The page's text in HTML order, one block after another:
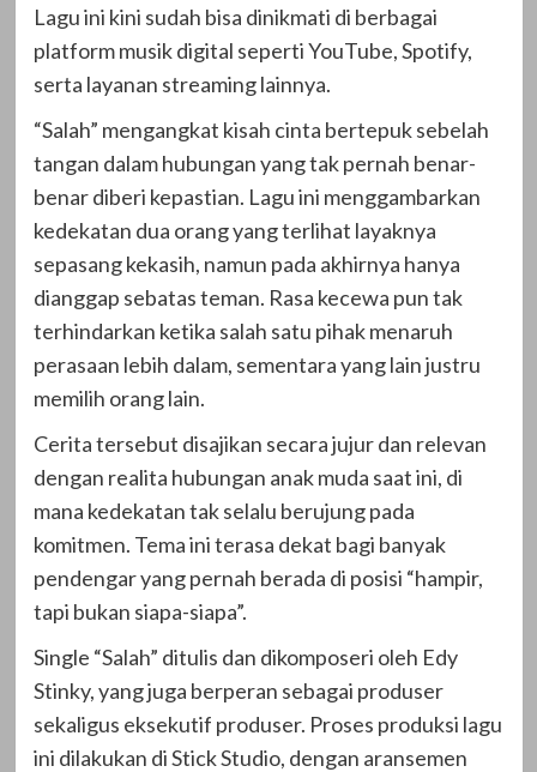
Lagu ini kini sudah bisa dinikmati di berbagai
platform musik digital seperti YouTube, Spotify,
serta layanan streaming lainnya.
“Salah” mengangkat kisah cinta bertepuk sebelah
tangan dalam hubungan yang tak pernah benar-
benar diberi kepastian. Lagu ini menggambarkan
kedekatan dua orang yang terlihat layaknya
sepasang kekasih, namun pada akhirnya hanya
dianggap sebatas teman. Rasa kecewa pun tak
terhindarkan ketika salah satu pihak menaruh
perasaan lebih dalam, sementara yang lain justru
memilih orang lain.
Cerita tersebut disajikan secara jujur dan relevan
dengan realita hubungan anak muda saat ini, di
mana kedekatan tak selalu berujung pada
komitmen. Tema ini terasa dekat bagi banyak
pendengar yang pernah berada di posisi “hampir,
tapi bukan siapa-siapa”.
Single “Salah” ditulis dan dikomposeri oleh Edy
Stinky, yang juga berperan sebagai produser
sekaligus eksekutif produser. Proses produksi lagu
ini dilakukan di Stick Studio, dengan aransemen